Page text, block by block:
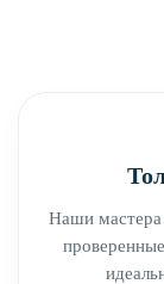
Наши